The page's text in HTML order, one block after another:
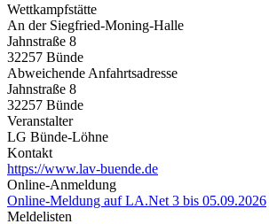
Wettkampfstätte
An der Siegfried-Moning-Halle
Jahnstraße 8
32257 Bünde
Abweichende Anfahrtsadresse
Jahnstraße 8
32257 Bünde
Veranstalter
LG Bünde-Löhne
Kontakt
https://www.lav-buende.de
Online-Anmeldung
Online-Meldung auf LA.Net 3 bis 05.09.2026
Meldelisten